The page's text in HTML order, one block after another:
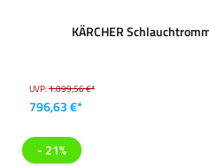
UVP:1.099,56 €*
796,63 €*
- 21%